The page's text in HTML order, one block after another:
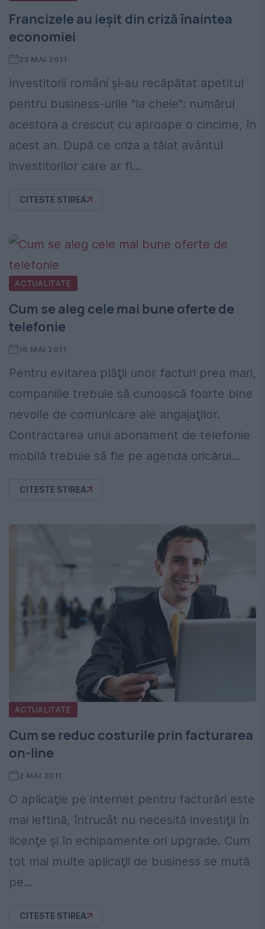
Francizele au ieşit din criză înaintea
economiei
23 MAI 2011
Investitorii români şi-au recăpătat apetitul
pentru business-urile "la cheie": numărul
acestora a crescut cu aproape o cincime, în
acest an. După ce criza a tăiat avântul
investitorilor care ar fi...
CITESTE STIREA
ACTUALITATE
Cum se aleg cele mai bune oferte de
telefonie
16 MAI 2011
Pentru evitarea plăţii unor facturi prea mari,
companiile trebuie să cunoască foarte bine
nevoile de comunicare ale angajaţilor.
Contractarea unui abonament de telefonie
mobilă trebuie să fie pe agenda oricărui...
CITESTE STIREA
ACTUALITATE
Cum se reduc costurile prin facturarea
on-line
2 MAI 2011
O aplicaţie pe internet pentru facturări este
mai ieftină, întrucât nu necesită investiţii în
licenţe şi în echipamente ori upgrade. Cum
tot mai multe aplicaţii de business se mută
pe...
CITESTE STIREA